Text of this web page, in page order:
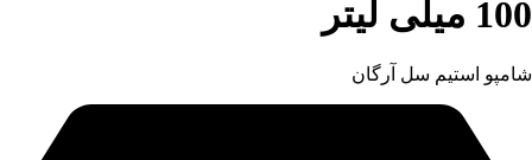
100 میلی لیتر
شامپو استیم سل آرگان